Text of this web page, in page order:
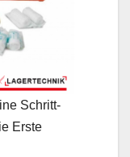
Schritt-
Erste